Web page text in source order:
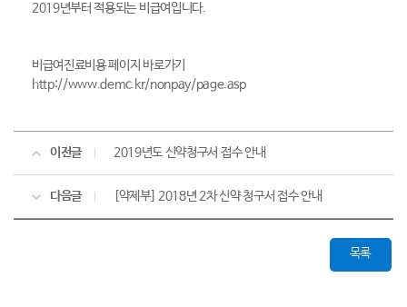
2019년부터 적용되는 비급여입니다.
비급여진료비용 페이지 바로가기
http://www.demc.kr/nonpay/page.asp
이전글 2019년도 신약청구서 접수 안내
다음글 [약제부] 2018년 2차 신약 청구서 접수 안내
목록